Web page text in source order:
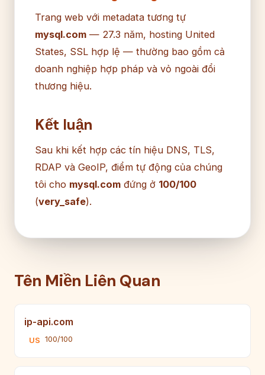
Trang web với metadata tương tự
mysql.com — 27.3 năm, hosting United
States, SSL hợp lệ — thường bao gồm cả
doanh nghiệp hợp pháp và vỏ ngoài đổi
thương hiệu.
Kết luận
Sau khi kết hợp các tín hiệu DNS, TLS,
RDAP và GeoIP, điểm tự động của chúng
tôi cho mysql.com đứng ở 100/100
(very_safe).
Tên Miền Liên Quan
ip-api.com
US 100/100